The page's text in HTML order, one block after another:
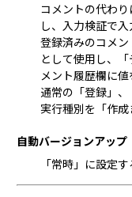
コメントの代わり
し、 入力検証で入
登録済みのコメ
として使用し、
メント履歴欄に
通常の「登録」、
実行種別を「作成
自動バージョンアップ
「常時」に設定す